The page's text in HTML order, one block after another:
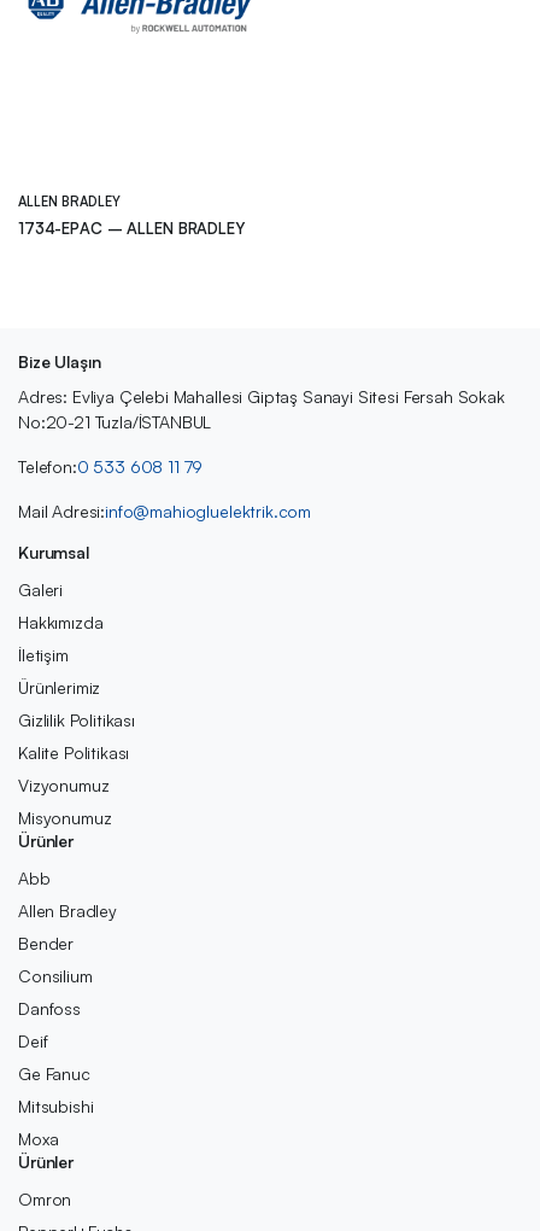
ALLEN BRADLEY
1734-EPAC – ALLEN BRADLEY
Bize Ulaşın
Adres: Evliya Çelebi Mahallesi Giptaş Sanayi Sitesi Fersah Sokak
No:20-21 Tuzla/İSTANBUL
Telefon:0 533 608 11 79
Mail Adresi:info@mahiogluelektrik.com
Kurumsal
Galeri
Hakkımızda
İletişim
Ürünlerimiz
Gizlilik Politikası
Kalite Politikası
Vizyonumuz
Misyonumuz
Ürünler
Abb
Allen Bradley
Bender
Consilium
Danfoss
Deif
Ge Fanuc
Mitsubishi
Moxa
Ürünler
Omron